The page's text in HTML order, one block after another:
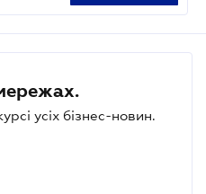
усіх бізнес-новин.